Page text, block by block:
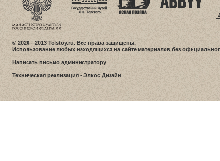
© 2026—2013 Tolstoy.ru. Все права защищены.
Использование любых находящихся на сайте материалов без
Написать письмо администратору
Техническая реализация - Элкос Дизайн